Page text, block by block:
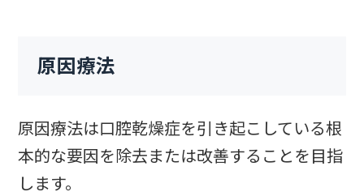
原因療法
原因療法は口腔乾燥症を引き起こしている根
本的な要因を除去または改善することを目指
します。